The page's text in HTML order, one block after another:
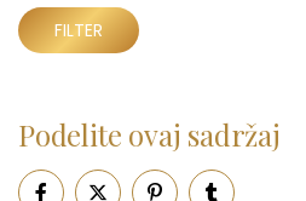
Novčanici (51)
Pepe Jeans Ranac (10)
Piling za telo (3)
FILTER
Podelite ovaj sadržaj